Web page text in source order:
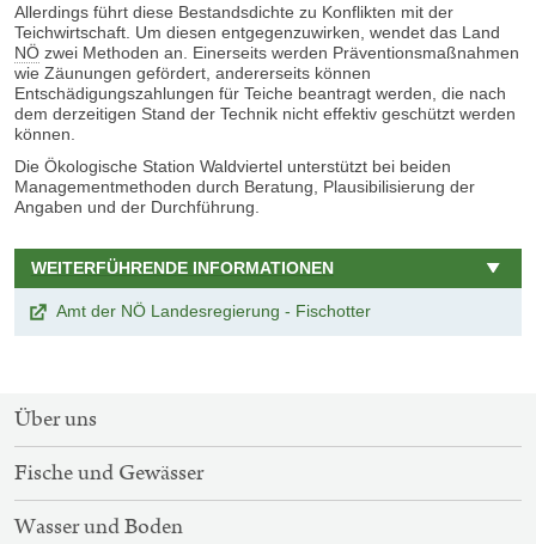
Allerdings führt diese Bestandsdichte zu Konflikten mit der
Teichwirtschaft. Um diesen entgegenzuwirken, wendet das Land
NÖzwei Methoden an. Einerseits werden Präventionsmaßnahmen
wie Zäunungen gefördert, andererseits können
Entschädigungszahlungen für Teiche beantragt werden, die nach
dem derzeitigen Stand der Technik nicht effektiv geschützt werden
können.
Die Ökologische Station Waldviertel unterstützt bei beiden
Managementmethoden durch Beratung, Plausibilisierung der
Angaben und der Durchführung.
WEITERFÜHRENDE INFORMATIONEN
Amt der NÖ Landesregierung - Fischotter
SITEMAP-
NAVIGATION
Über uns
Fische und Gewässer
Wasser und Boden